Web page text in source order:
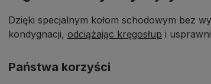
niebrudzące, a felgi z tworzywa
z precyzyjnym łożyskiem
przeciwwłokienna zapewniają
Dzięki specjalnym kołom schodowym bez
kondygnacji, odciążając kręgosłup i
Państwa korzyści